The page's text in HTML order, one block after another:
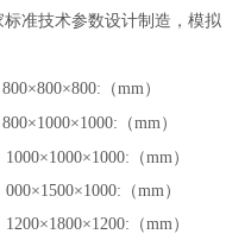
准技术参数设计制造，模拟
×800×800:（mm）
×1000×1000:（mm）
×1000×1000:（mm）
×1500×1000:（mm）
×1800×1200:（mm）